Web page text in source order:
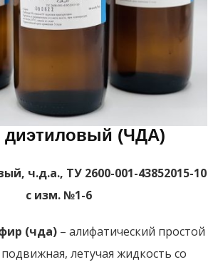
(ЧДА)
ч.д.а., ТУ 2600-001-43852015-10
с изм. №1-6
(чда) – алифатический простой
летучая жидкость со